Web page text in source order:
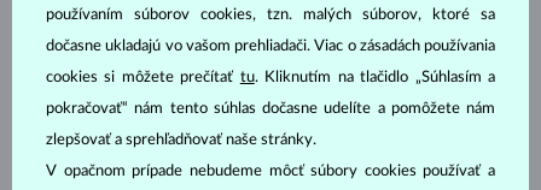
modrý turmalín (indigolit),
paraíba turmalín,
používaním súborov cookies, tzn. malých súborov, ktoré sa
dočasne ukladajú vo vašom prehliadači. Viac o zásadách používania
cookies si môžete prečítať tu. Kliknutím na tlačidlo „Súhlasím a
pokračovať“ nám tento súhlas dočasne udelíte a pomôžete nám
zlepšovať a sprehľadňovať naše stránky.
V opačnom prípade nebudeme môcť súbory cookies používať a